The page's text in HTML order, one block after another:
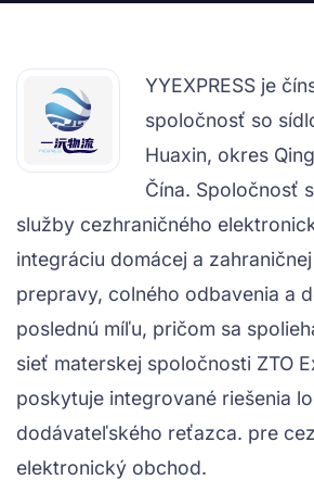
YYEXPRESS je
spoločnosť so
Huaxin, okres
Čína. Spoločnosť
služby cezhraničného
integráciu domácej a
prepravy, colného odbavenia a
poslednú míľu, pričom sa
sieť materskej spoločnosti ZTO
poskytuje integrované riešenia
dodávateľského reťazca. pre
elektronický obchod.